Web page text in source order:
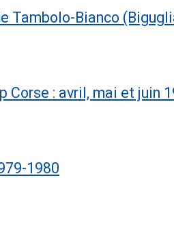
Tambolo-Bianco
Corse : avril, mai et juin
1980